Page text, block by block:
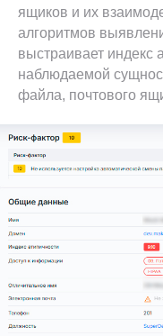
ящиков и их
алгоритмов
выстраивает индекс
наблюдаемой
файла, почтового